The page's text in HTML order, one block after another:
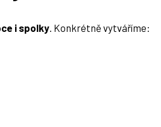
i spolky. Konkrétně vytváříme: